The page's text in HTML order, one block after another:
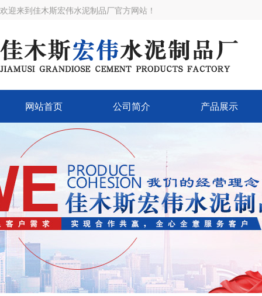
欢迎来到佳木斯宏伟水泥制品厂官方网站！
网站首页 公司简介 产品展示